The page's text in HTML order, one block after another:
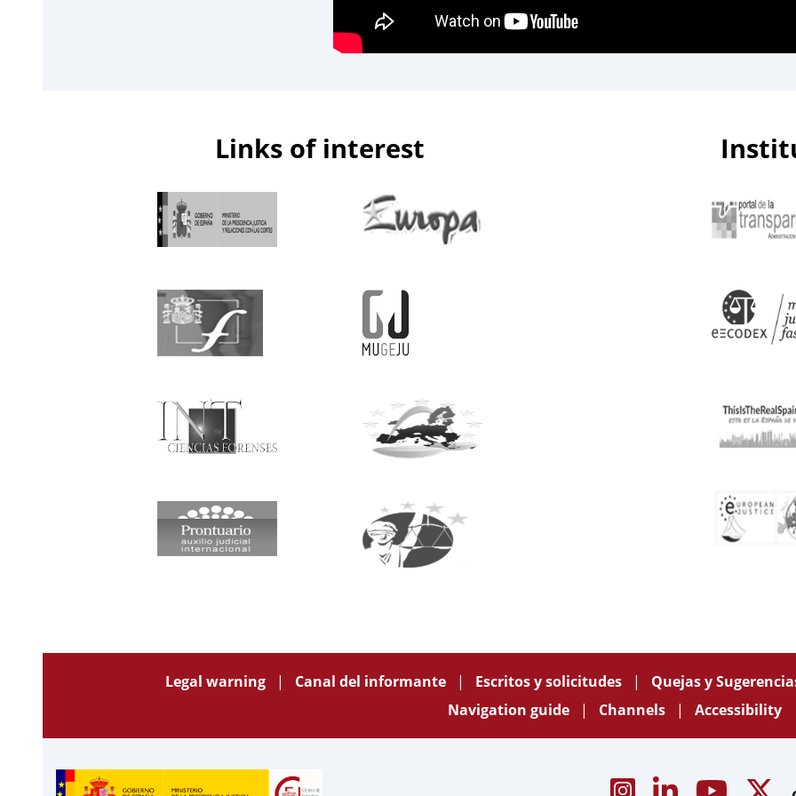
Links of interest
Legal warning Canal del informante Escritos y solicitudes Quejas y
Navigation guide
Channels Accessibility